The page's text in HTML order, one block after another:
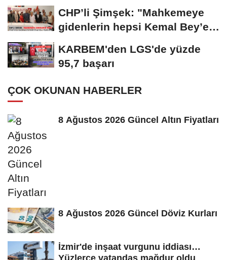
CHP’li Şimşek: "Mahkemeye
gidenlerin hepsi Kemal Bey’e
KARBEM'den LGS'de yüzde
95,7 başarı
ÇOK OKUNAN HABERLER
8 Ağustos 2026 Güncel Altın Fiyatları
8 Ağustos 2026 Güncel Döviz Kurları
İzmir'de inşaat vurgunu iddiası…
Yüzlerce vatandaş mağdur oldu